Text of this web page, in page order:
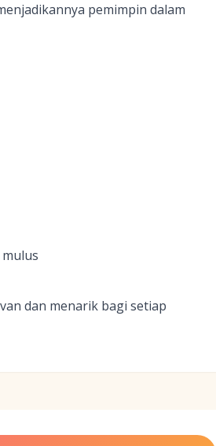
pemimpin dalam
dan menarik bagi setiap